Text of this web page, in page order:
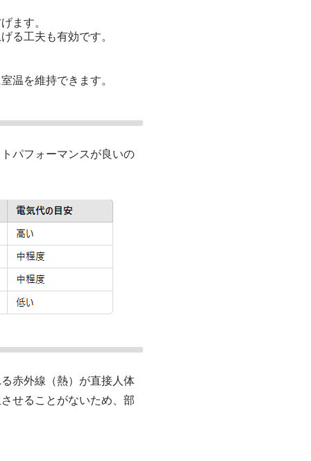
ます。
る工夫も有効です。
温を維持できます。
パフォーマンスが良いの
赤外線（熱）が直接人体
せることがないため、部